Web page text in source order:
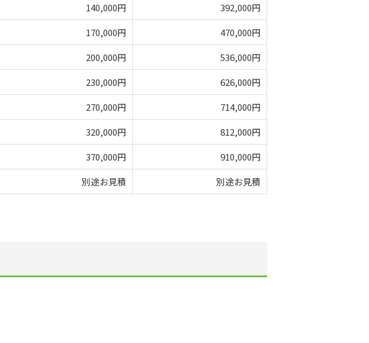
140,000円
392,000円
170,000円
470,000円
200,000円
536,000円
230,000円
626,000円
270,000円
714,000円
320,000円
812,000円
370,000円
910,000円
別途お見積 別途お見積